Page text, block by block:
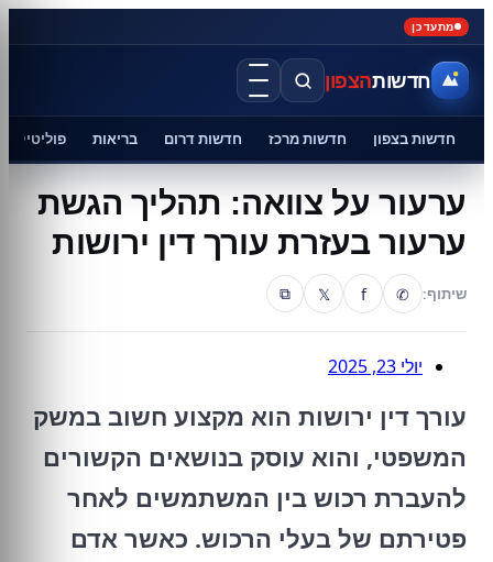
מתעדכן
חדשותהצפון
חדשות בצפון חדשות מרכז חדשות דרום בריאות פוליטיקה
ערעור על צוואה: תהליך הגשת
ערעור בעזרת עורך דין ירושות
שיתוף: ✆
f
𝕏
⧉
יולי 23, 2025
עורך דין ירושות הוא מקצוע חשוב במשק
המשפטי, והוא עוסק בנושאים הקשורים
להעברת רכוש בין המשתמשים לאחר
פטירתם של בעלי הרכוש. כאשר אדם